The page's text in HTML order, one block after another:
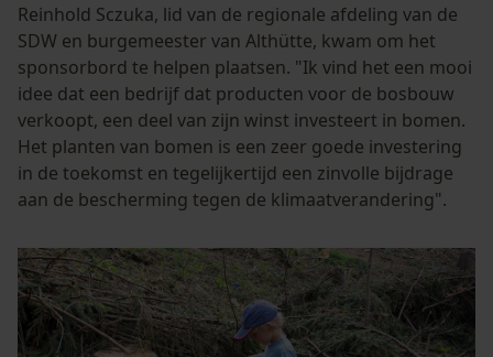
Reinhold Sczuka, lid van de regionale afdeling van de
SDW en burgemeester van Althütte, kwam om het
sponsorbord te helpen plaatsen. "Ik vind het een mooi
idee dat een bedrijf dat producten voor de bosbouw
verkoopt, een deel van zijn winst investeert in bomen.
Het planten van bomen is een zeer goede investering
in de toekomst en tegelijkertijd een zinvolle bijdrage
aan de bescherming tegen de klimaatverandering".